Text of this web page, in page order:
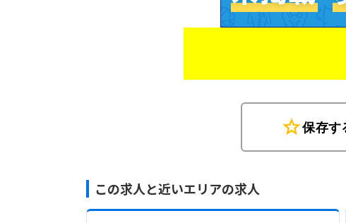
star保存す
この求人と近いエリアの求人